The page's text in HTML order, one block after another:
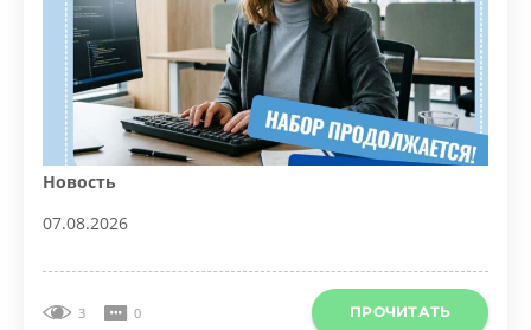
Новость
07.08.2026